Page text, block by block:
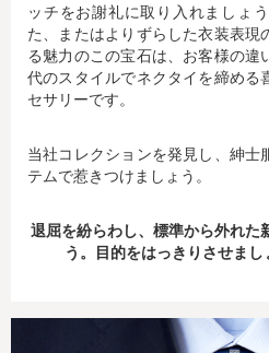
ッチをお謝礼に取り入れましょ
た、またはよりずらした衣装表現
る魅力のこの宝石は、お客様の違
代のスタイルでネクタイを締める
セサリーです。
当社コレクションを発見し、紳士
テムで惹きつけましょう。
退屈を紛らわし、標準から外れた
う。
目的をはっきりさせまし